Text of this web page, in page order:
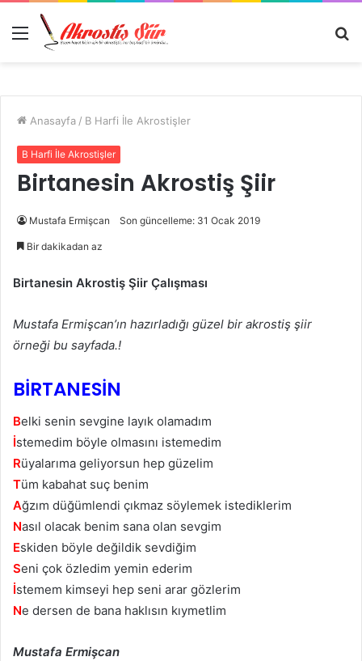
Menü
Anasayfa / B Harfi İle Akrostişler
B Harfi İle Akrostişler
Birtanesin Akrostiş Şiir
Mustafa Ermişcan Son güncelleme: 31 Ocak 2019
Bir dakikadan az
Birtanesin Akrostiş Şiir Çalışması
Mustafa Ermişcan’ın hazırladığı güzel bir akrostiş şiir
örneği bu sayfada.!
BİRTANESİN
Belki senin sevgine layık olamadım
İstemedim böyle olmasını istemedim
Rüyalarıma geliyorsun hep güzelim
Tüm kabahat suç benim
Ağzım düğümlendi çıkmaz söylemek istediklerim
Nasıl olacak benim sana olan sevgim
Eskiden böyle değildik sevdiğim
Seni çok özledim yemin ederim
İstemem kimseyi hep seni arar gözlerim
Ne dersen de bana haklısın kıymetlim
Mustafa Ermişcan